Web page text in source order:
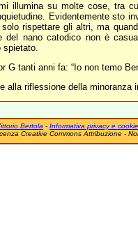
illumina su molte cose, tra
Evidentemente sto
rispettare gli altri, ma
del nano catodico non è
spietato.
G tanti anni fa: “Io non temo
alla riflessione della
Bertola - Informativa privacy e cookie
Creative Commons Attribuzione -